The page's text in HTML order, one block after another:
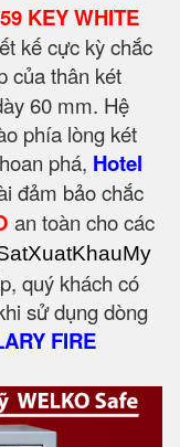
KEY WHITE
kế cực kỳ chắc
của thân két
60 mm. Hệ
phía lòng két
phá, Hotel
đảm bảo chắc
an toàn cho các
quý khách có
sử dụng dòng
FIRE